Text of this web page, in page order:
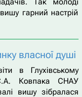
гарний настрій
власної душі
в Глухівському
С.А. Ковпака СНАУ
вишу зібралася